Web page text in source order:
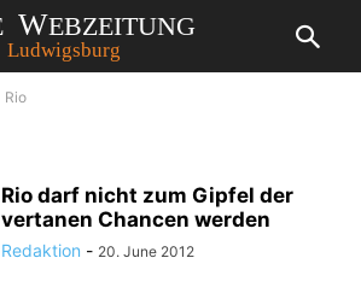
Rio
Rio darf nicht zum Gipfel der
vertanen Chancen werden
Redaktion - 20. June 2012